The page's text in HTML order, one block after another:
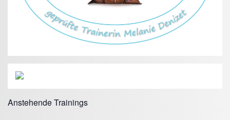
Anstehende Trainings